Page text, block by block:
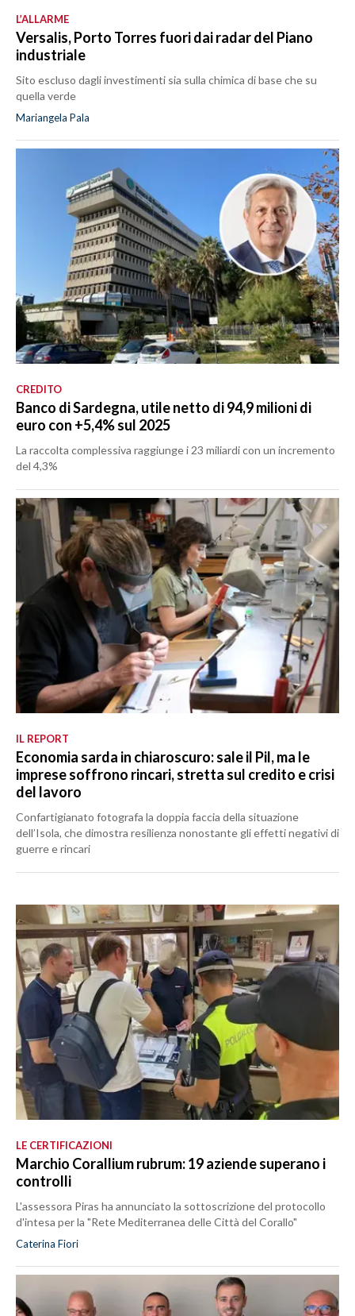
L’ALLARME
Versalis, Porto Torres fuori dai radar del Piano
industriale
Sito escluso dagli investimenti sia sulla chimica di base che su
quella verde
Mariangela Pala
CREDITO
Banco di Sardegna, utile netto di 94,9 milioni di
euro con +5,4% sul 2025
La raccolta complessiva raggiunge i 23 miliardi con un incremento
del 4,3%
IL REPORT
Economia sarda in chiaroscuro: sale il Pil, ma le
imprese soffrono rincari, stretta sul credito e crisi
del lavoro
Confartigianato fotografa la doppia faccia della situazione
dell’Isola, che dimostra resilienza nonostante gli effetti negativi di
guerre e rincari
LE CERTIFICAZIONI
Marchio Corallium rubrum: 19 aziende superano i
controlli
L'assessora Piras ha annunciato la sottoscrizione del protocollo
d'intesa per la "Rete Mediterranea delle Città del Corallo"
Caterina Fiori